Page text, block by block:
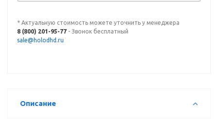
* Актуальную стоимость можете уточнить у менеджера
8 (800) 201-95-77 - Звонок бесплатный
sale@holodhd.ru
Описание